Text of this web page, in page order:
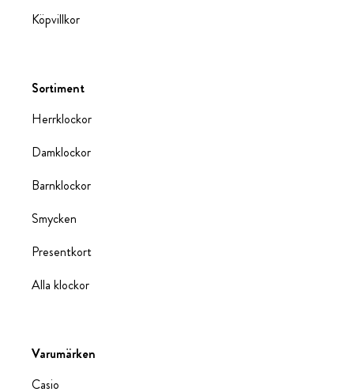
Köpvillkor
Sortiment
Herrklockor
Damklockor
Barnklockor
Smycken
Presentkort
Alla klockor
Varumärken
Casio